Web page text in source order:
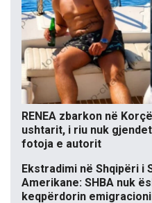
RENEA zbarkon në
ushtarit, i riu nuk
fotoja e autorit
Ekstradimi në Shqipëri i
Amerikane: SHBA nuk
keqpërdorin